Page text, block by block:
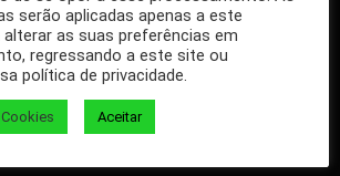
Seguir em cima.
passa a receber gratuitamente os
Facebook.
página com todos os seus familiares e
serão aplicadas apenas a este
as suas preferências em
regressando a este site ou
política de privacidade.
Aceitar